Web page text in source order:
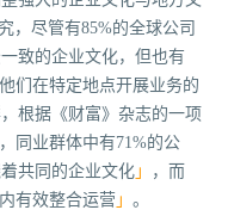
，尽管有85%的全球公司
致的企业文化，但也有
们在特定地点开展业务的
根据《财富》杂志的一项
同业群体中有71%的公
共同的企业文化 」
，而
有效整合运营 」 。